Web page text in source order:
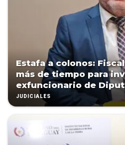
Estafa a colonos:
más de tiempo para
exfuncionario de
JUDICIALES